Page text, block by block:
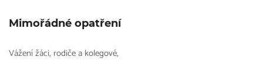
Mimořádné opatření
Vážení žáci, rodiče a kolegové,